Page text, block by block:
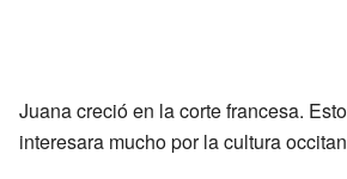
Juana creció en la corte francesa.
interesara mucho por la cultura